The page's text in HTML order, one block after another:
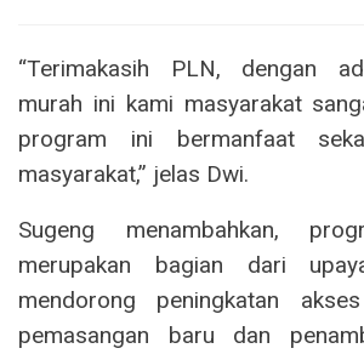
“Terimakasih PLN, dengan
murah ini kami masyarakat
program ini bermanfaat
masyarakat,” jelas Dwi.
Sugeng menambahkan,
merupakan bagian dari
mendorong peningkatan
pemasangan baru dan